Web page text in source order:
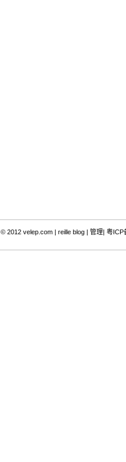
© 2012 velep.com | reille blog| 管理| 粤ICP